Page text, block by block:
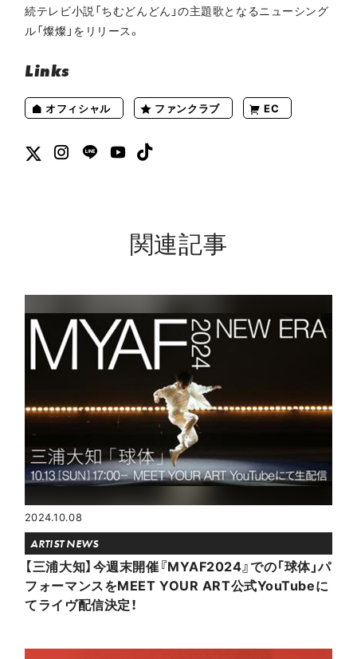
続テレビ小説「ちむどんどん」の主題歌となるニューシング
ル「燦燦」をリリース。
Links
オフィシャル ファンクラブ EC
関連記事
2024.10.08
ARTIST NEWS
【三浦大知】今週末開催『MYAF2024』での「球体」パ
フォーマンスをMEET YOUR ART公式YouTubeに
てライヴ配信決定！